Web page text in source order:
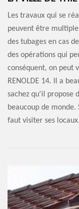
Les travaux qui se
peuvent être
des tubages en cas
des opérations qui
conséquent, on peut
RENOLDE 14. Il a
sachez qu'il propose
beaucoup de monde.
faut visiter ses locaux.